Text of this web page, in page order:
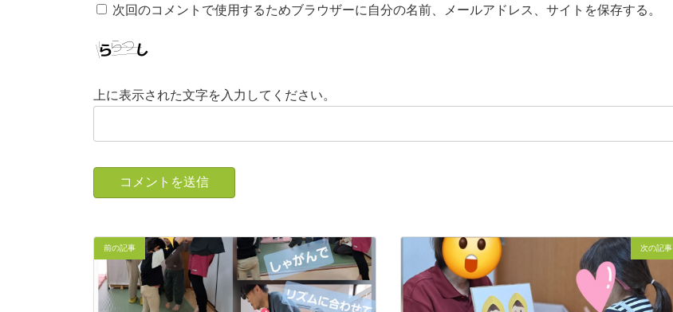
次回のコメントで使用するためブラウザーに自分の名前、メールアドレス、サイトを保存する。
上に表示された文字を入力してください。
前の記事 次の記事